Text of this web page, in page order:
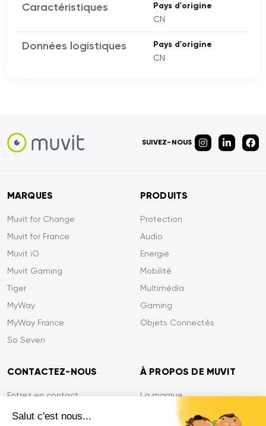
Salut c'est nous...
Caractéristiques Pays d'origine
CN
Données logistiques Pays d'origine
CN
SUIVEZ-NOUS
MARQUES
Muvit for Change
Muvit for France
Muvit iO
Muvit Gaming
Tiger
MyWay
MyWay France
So Seven
PRODUITS
Protection
Audio
Energie
Mobilité
Multimédia
Gaming
Objets Connectés
CONTACTEZ-NOUS
Entrez en contact
Paiement sécurisé
À PROPOS DE MUVIT
La marque